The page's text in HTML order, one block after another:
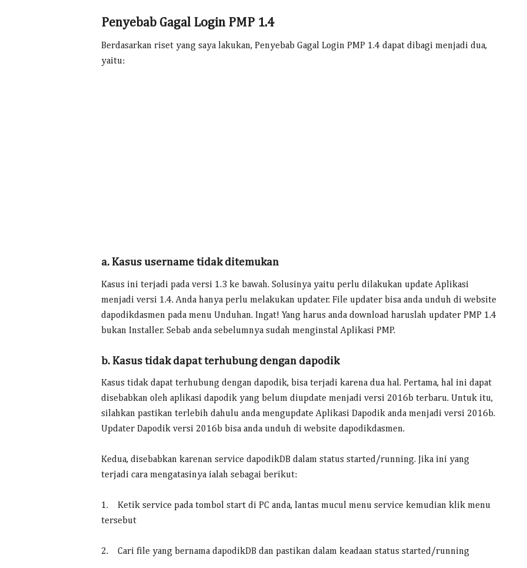
Penyebab Gagal Login PMP 1.4
Berdasarkan riset yang saya lakukan, Penyebab Gagal Login PMP 1.4 dapat dibagi menjadi dua,
yaitu:
a. Kasus username tidak ditemukan
Kasus ini terjadi pada versi 1.3 ke bawah. Solusinya yaitu perlu dilakukan update Aplikasi
menjadi versi 1.4. Anda hanya perlu melakukan updater. File updater bisa anda unduh di website
dapodikdasmen pada menu Unduhan. Ingat! Yang harus anda download haruslah updater PMP 1.4
bukan Installer. Sebab anda sebelumnya sudah menginstal Aplikasi PMP.
b. Kasus tidak dapat terhubung dengan dapodik
Kasus tidak dapat terhubung dengan dapodik, bisa terjadi karena dua hal. Pertama, hal ini dapat
disebabkan oleh aplikasi dapodik yang belum diupdate menjadi versi 2016b terbaru. Untuk itu,
silahkan pastikan terlebih dahulu anda mengupdate Aplikasi Dapodik anda menjadi versi 2016b.
Updater Dapodik versi 2016b bisa anda unduh di website dapodikdasmen.
Kedua, disebabkan karenan service dapodikDB dalam status started/running. Jika ini yang
terjadi cara mengatasinya ialah sebagai berikut:
1. Ketik service pada tombol start di PC anda, lantas mucul menu service kemudian klik menu
tersebut
2. Cari file yang bernama dapodikDB dan pastikan dalam keadaan status started/running